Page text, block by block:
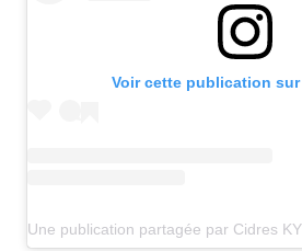
Voir cette publication